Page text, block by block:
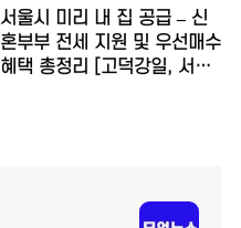
서울시 미리 내 집 공급 – 신
혼부부 전세 지원 및 우선매수
혜택 총정리 [고덕강일, 서리